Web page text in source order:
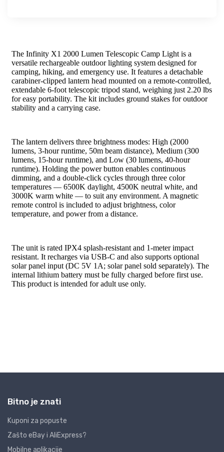
Bitno je znati
Kuponi za popuste
Zašto eBay i AliExpress?
Mobilne aplikacije